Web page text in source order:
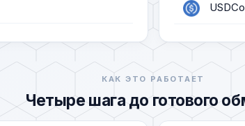
КАК ЭТО РАБОТАЕТ
Четыре шага до готового